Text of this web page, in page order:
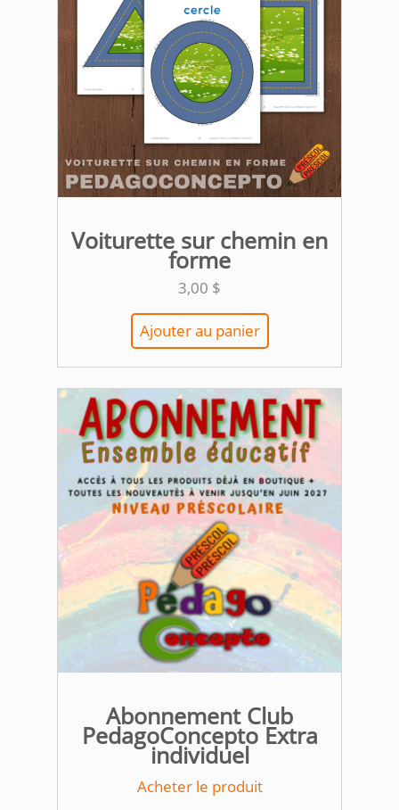
Voiturette sur chemin en
forme
3,00 $
Ajouter au panier
Abonnement Club
PedagoConcepto Extra
individuel
Acheter le produit